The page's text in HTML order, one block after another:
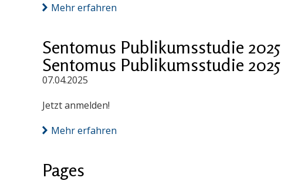
Mehr erfahren
Sentomus Publikumsstudie 2025
Sentomus Publikumsstudie 2025
07.04.2025
Jetzt anmelden!
Mehr erfahren
Pages